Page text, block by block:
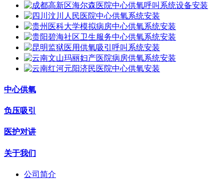
中心供氧
负压吸引
医护对讲
关于我们
公司简介